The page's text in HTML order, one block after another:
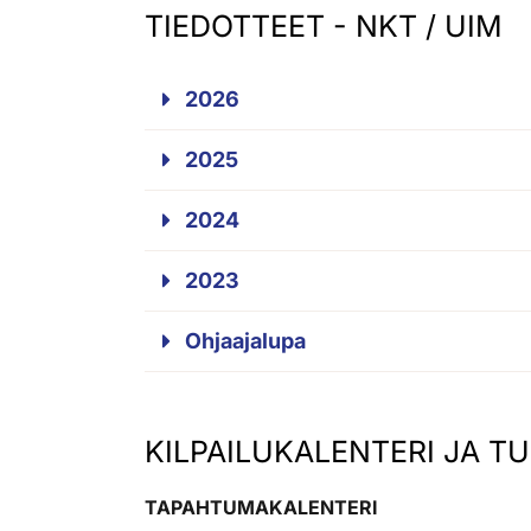
TIEDOTTEET - NKT / UIM
2026
2025
2024
2023
Ohjaajalupa
KILPAILUKALENTERI JA
TAPAHTUMAKALENTERI